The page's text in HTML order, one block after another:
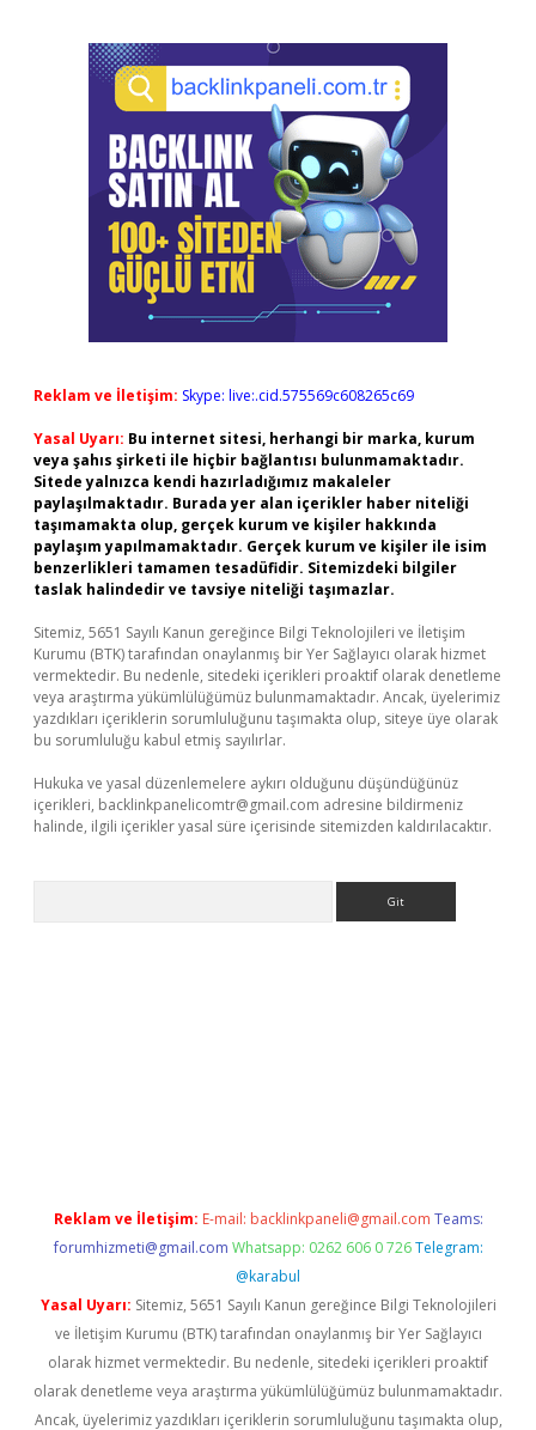
Reklam ve İletişim: Skype: live:.cid.575569c608265c69
Yasal Uyarı: Bu internet sitesi, herhangi bir marka, kurum
veya şahıs şirketi ile hiçbir bağlantısı bulunmamaktadır.
Sitede yalnızca kendi hazırladığımız makaleler
paylaşılmaktadır. Burada yer alan içerikler haber niteliği
taşımamakta olup, gerçek kurum ve kişiler hakkında
paylaşım yapılmamaktadır. Gerçek kurum ve kişiler ile isim
benzerlikleri tamamen tesadüfidir. Sitemizdeki bilgiler
taslak halindedir ve tavsiye niteliği taşımazlar.
Sitemiz, 5651 Sayılı Kanun gereğince Bilgi Teknolojileri ve İletişim
Kurumu (BTK) tarafından onaylanmış bir Yer Sağlayıcı olarak hizmet
vermektedir. Bu nedenle, sitedeki içerikleri proaktif olarak denetleme
veya araştırma yükümlülüğümüz bulunmamaktadır. Ancak, üyelerimiz
yazdıkları içeriklerin sorumluluğunu taşımakta olup, siteye üye olarak
bu sorumluluğu kabul etmiş sayılırlar.
Hukuka ve yasal düzenlemelere aykırı olduğunu düşündüğünüz
içerikleri, backlinkpanelicomtr@gmail.com adresine bildirmeniz
halinde, ilgili içerikler yasal süre içerisinde sitemizden kaldırılacaktır.
Reklam ve İletişim: E-mail: backlinkpaneli@gmail.com Teams:
forumhizmeti@gmail.com Whatsapp: 0262 606 0 726 Telegram:
@karabul
Yasal Uyarı: Sitemiz, 5651 Sayılı Kanun gereğince Bilgi Teknolojileri
ve İletişim Kurumu (BTK) tarafından onaylanmış bir Yer Sağlayıcı
olarak hizmet vermektedir. Bu nedenle, sitedeki içerikleri proaktif
olarak denetleme veya araştırma yükümlülüğümüz bulunmamaktadır.
Ancak, üyelerimiz yazdıkları içeriklerin sorumluluğunu taşımakta olup,